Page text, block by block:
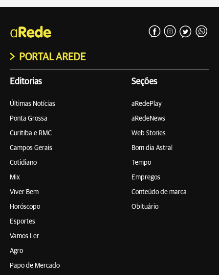
PORTAL AREDE
Editorias
Últimas Notícias
Ponta Grossa
Curitiba e RMC
Campos Gerais
Cotidiano
Mix
Viver Bem
Horóscopo
Esportes
Vamos Ler
Agro
Papo de Mercado
Seções
aRedePlay
aRedeNews
Web Stories
Bom dia Astral
Tempo
Empregos
Conteúdo de marca
Obituário